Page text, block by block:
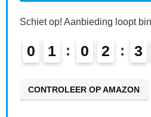
Schiet op! Aanbieding loopt
0 1 0 2 3
CONTROLEER OP AMAZON